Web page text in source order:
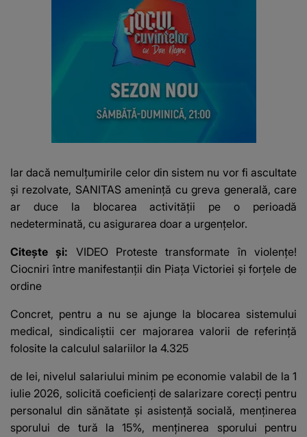
Iar dacă nemulțumirile celor din sistem nu vor fi ascultate
și rezolvate, SANITAS amenință cu greva generală, care
ar duce la blocarea activității pe o perioadă
nedeterminată, cu asigurarea doar a urgențelor.
Citește și: VIDEO Proteste transformate în violențe!
Ciocniri între manifestanții din Piața Victoriei și forțele de
ordine
Concret, pentru a nu se ajunge la blocarea sistemului
medical, sindicaliștii cer majorarea valorii de referință
folosite la calculul salariilor la 4.325
de lei, nivelul salariului minim pe economie valabil de la 1
iulie 2026, solicită coeficienți de salarizare corecți pentru
personalul din sănătate și asistență socială, menținerea
sporului de tură la 15%, menținerea sporului pentru